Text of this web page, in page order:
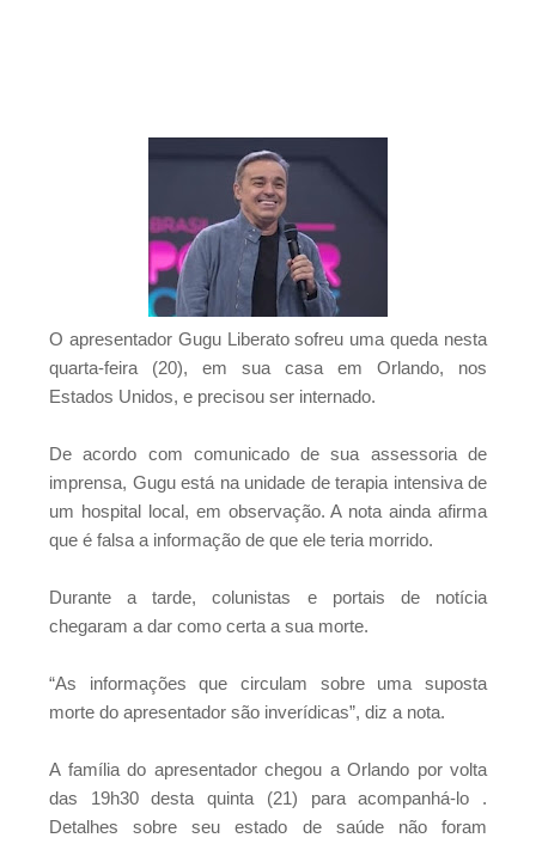
Pênaltis é realizado com sucesso nesta
sexta-feira
São Vicente do Seridó - A vereadora Léia
Monteiro teve suas contas referentes ao
exercício de 2024 aprovadas pelo TCE da
Paraíba.
São Vicente do Seridó - PB - Palmeiras de
Seridó é o grande campeão da Série B 2026
São Vicente do Seridó-PB - Gestão realiza a
entrega de kits de EPIs para os servidores da
Secretaria de Infraestrutura
Jovem atleta de Soledade é selecionado
para integrar projeto Nacional da Olympikus e
O apresentador Gugu Liberato sofreu uma queda nesta
quarta-feira (20), em sua casa em Orlando, nos
Estados Unidos, e precisou ser internado.
De acordo com comunicado de sua assessoria de
imprensa, Gugu está na unidade de terapia intensiva de
um hospital local, em observação. A nota ainda afirma
que é falsa a informação de que ele teria morrido.
Durante a tarde, colunistas e portais de notícia
chegaram a dar como certa a sua morte.
“As informações que circulam sobre uma suposta
morte do apresentador são inverídicas”, diz a nota.
A família do apresentador chegou a Orlando por volta
das 19h30 desta quinta (21) para acompanhá-lo .
Detalhes sobre seu estado de saúde não foram